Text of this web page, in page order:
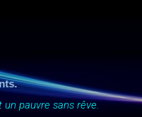
pauvre sans rêve.